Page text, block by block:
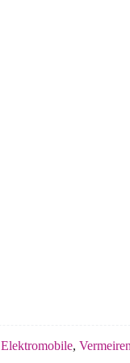
Elektromobile,